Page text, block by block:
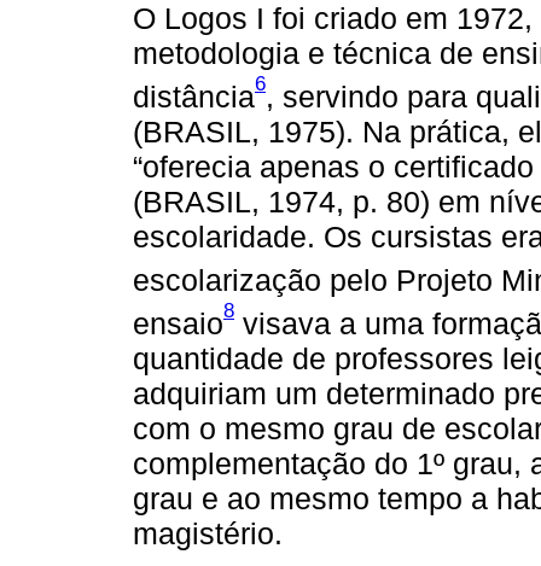
O Logos I foi criado em
metodologia e técnica de
distância6, servindo para
(BRASIL, 1975). Na prática,
“oferecia apenas o
(BRASIL, 1974, p. 80) em
escolaridade. Os cursistas
escolarização pelo Projeto
ensaio8 visava a uma
quantidade de professores
adquiriam um determinado
com o mesmo grau de
complementação do 1º
grau e ao mesmo tempo a
magistério.